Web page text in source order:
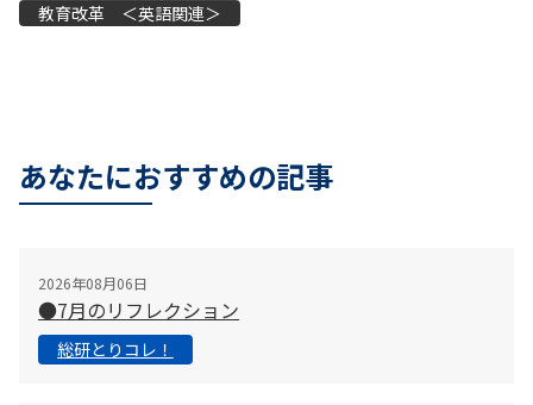
教育改革 ＜英語関連＞
あなたにおすすめの記事
2026年08月06日
●7月のリフレクション
総研とりコレ！